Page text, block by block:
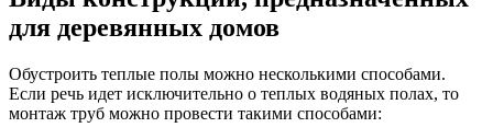
для деревянных домов
Обустроить теплые полы можно несколькими способами.
Если речь идет исключительно о теплых водяных полах, то
монтаж труб можно провести такими способами: